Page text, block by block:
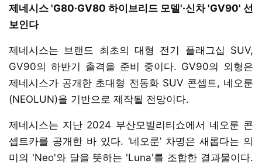
제네시스 'G80·GV80 하이브리드 모델'·신차 'GV90' 선
보인다
제네시스는 브랜드 최초의 대형 전기 플래그십 SUV,
GV90의 하반기 출격을 준비 중이다. GV90의 외형은
제네시스가 공개한 초대형 전동화 SUV 콘셉트, 네오룬
(NEOLUN)을 기반으로 제작될 전망이다.
제네시스는 지난 2024 부산모빌리티쇼에서 네오룬 콘
셉트카를 공개한 바 있다. ‘네오룬’ 차명은 새롭다는 의
미의 'Neo'와 달을 뜻하는 'Luna'를 조합한 결과물이다.